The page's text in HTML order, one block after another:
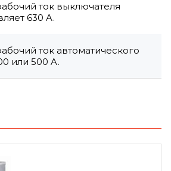
ток выключателя
630 A.
ток автоматического
или 500 A.